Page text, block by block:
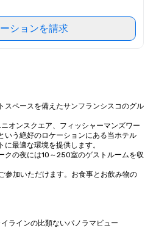
ションを請求
スペースを備えたサンフランシスコのグル
オンスクエア、フィッシャーマンズワー
いう絶好のロケーションにある当ホテル
最適な環境を提供します。
クの夜には10～250室のゲストルームを収
参加いただけます。お食事とお飲み物の
ラインの比類ないパノラマビュー